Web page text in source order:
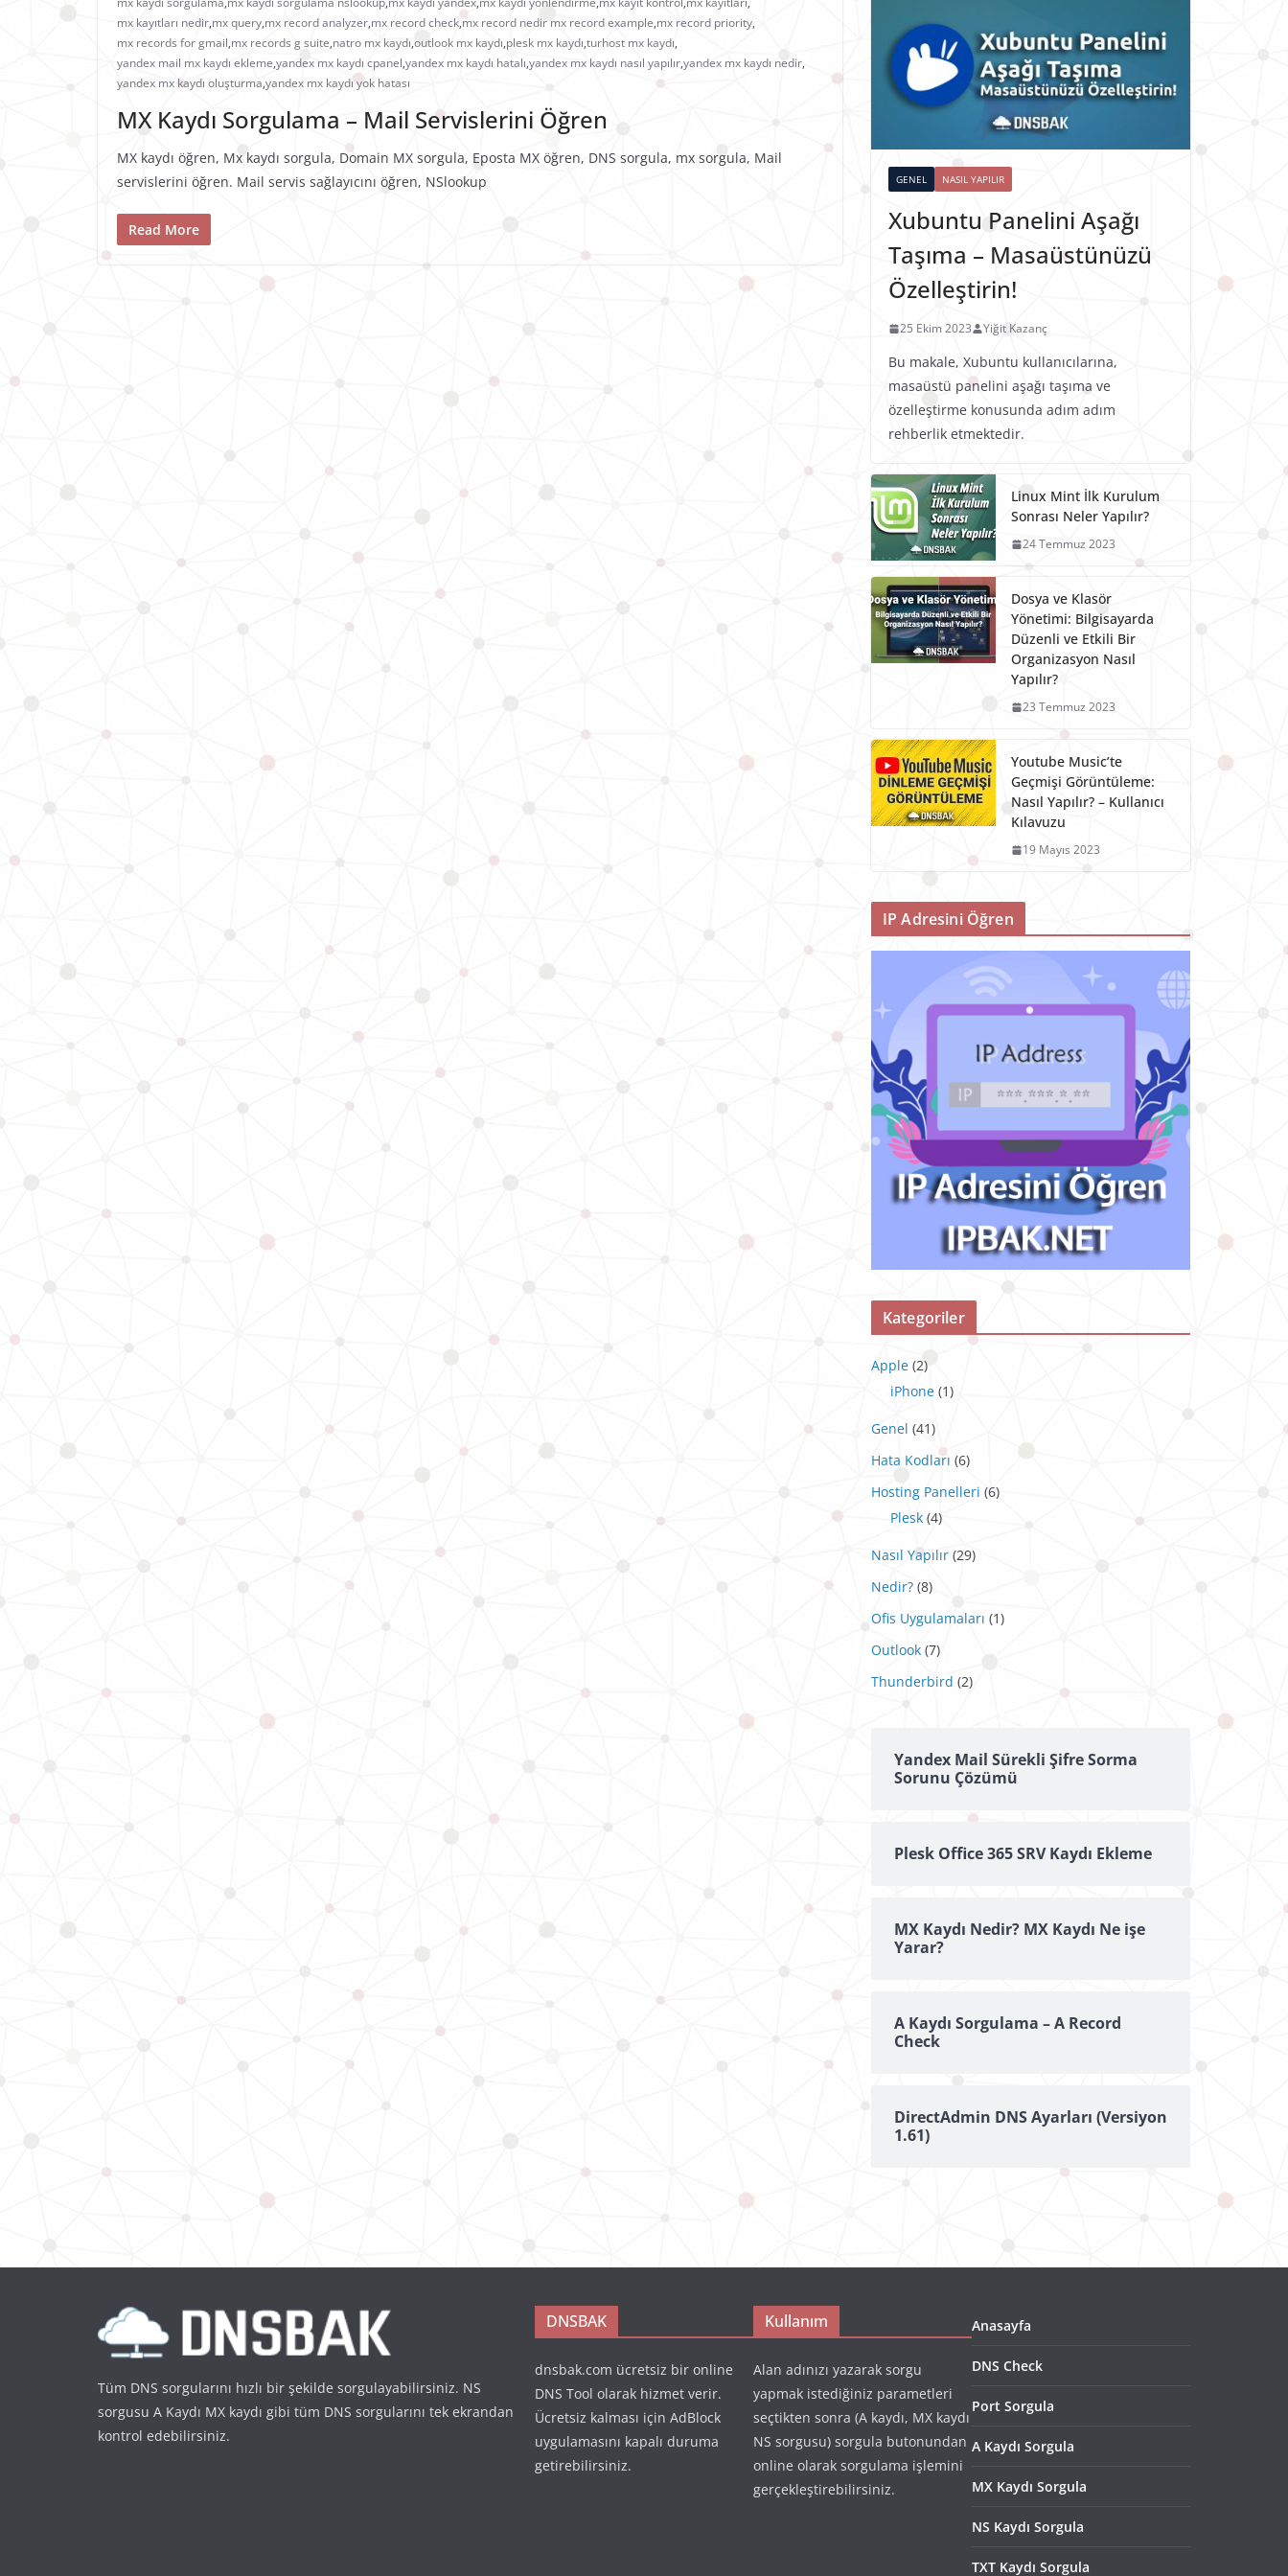
mx kayıtları nedir,mx query,mx record analyzer,mx record check,mx record nedir mx record example,mx record priority,
mx records for gmail,mx records g suite,natro mx kaydı,outlook mx kaydı,plesk mx kaydı,turhost mx kaydı,
yandex mail mx kaydı ekleme,yandex mx kaydı cpanel,yandex mx kaydı hatalı,yandex mx kaydı nasıl yapılır,yandex mx kaydı nedir,
yandex mx kaydı oluşturma,yandex mx kaydı yok hatası
MX Kaydı Sorgulama – Mail Servislerini Öğren
MX kaydı öğren, Mx kaydı sorgula, Domain MX sorgula, Eposta MX öğren, DNS sorgula, mx sorgula, Mail
servislerini öğren. Mail servis sağlayıcını öğren, NSlookup
Read More
GENEL NASIL YAPILIR
Xubuntu Panelini Aşağı
Taşıma – Masaüstünüzü
Özelleştirin!
25 Ekim 2023 Yiğit Kazanç
Bu makale, Xubuntu kullanıcılarına,
masaüstü panelini aşağı taşıma ve
özelleştirme konusunda adım adım
rehberlik etmektedir.
Linux Mint İlk Kurulum
Sonrası Neler Yapılır?
24 Temmuz 2023
Dosya ve Klasör
Yönetimi: Bilgisayarda
Düzenli ve Etkili Bir
Organizasyon Nasıl
Yapılır?
23 Temmuz 2023
Youtube Music’te
Geçmişi Görüntüleme:
Nasıl Yapılır? – Kullanıcı
Kılavuzu
19 Mayıs 2023
IP Adresini Öğren
Kategoriler
Apple (2)
iPhone (1)
Genel (41)
Hata Kodları (6)
Hosting Panelleri (6)
Plesk (4)
Nasıl Yapılır (29)
Nedir? (8)
Ofis Uygulamaları (1)
Outlook (7)
Thunderbird (2)
Yandex Mail Sürekli Şifre Sorma
Sorunu Çözümü
Plesk Office 365 SRV Kaydı Ekleme
MX Kaydı Nedir? MX Kaydı Ne işe
Yarar?
A Kaydı Sorgulama – A Record
Check
DirectAdmin DNS Ayarları (Versiyon
1.61)
Tüm DNS sorgularını hızlı bir şekilde sorgulayabilirsiniz. NS
sorgusu A Kaydı MX kaydı gibi tüm DNS sorgularını tek ekrandan
kontrol edebilirsiniz.
DNSBAK
dnsbak.com ücretsiz bir online
DNS Tool olarak hizmet verir.
Ücretsiz kalması için AdBlock
uygulamasını kapalı duruma
getirebilirsiniz.
Kullanım
Alan adınızı yazarak sorgu
yapmak istediğiniz parametleri
seçtikten sonra (A kaydı, MX kaydı
NS sorgusu) sorgula butonundan
online olarak sorgulama işlemini
gerçekleştirebilirsiniz.
Anasayfa
DNS Check
Port Sorgula
A Kaydı Sorgula
MX Kaydı Sorgula
NS Kaydı Sorgula
TXT Kaydı Sorgula